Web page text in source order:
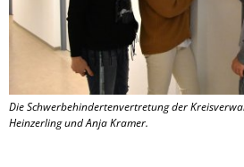
Die Schwerbehindertenvertretung der
Heinzerling und Anja Kramer.